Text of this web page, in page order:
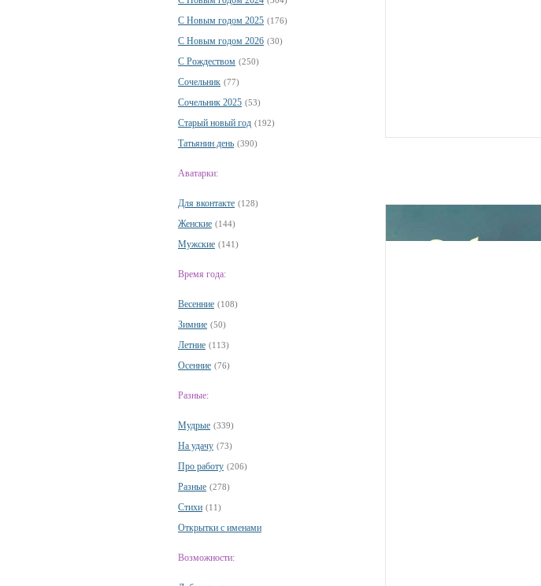
С Новым годом 2025 (176)
С Новым годом 2026 (30)
С Рождеством (250)
Сочельник (77)
Сочельник 2025 (53)
Старый новый год (192)
Татьянин день (390)
Аватарки:
Для вконтакте (128)
Женские (144)
Мужские (141)
Время года:
Весенние (108)
Зимние (50)
Летние (113)
Осенние (76)
Разные:
Мудрые (339)
На удачу (73)
Про работу (206)
Разные (278)
Стихи (11)
Открытки с именами
Возможности: